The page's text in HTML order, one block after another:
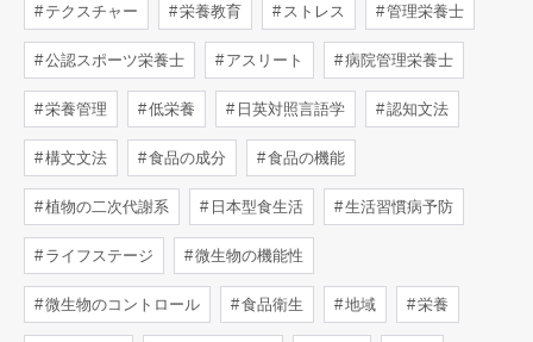
テクスチャー 栄養教育 ストレス 管理栄養士
公認スポーツ栄養士 アスリート 病院管理栄養士
栄養管理 低栄養 日英対照言語学 認知文法
構文文法 食品の成分 食品の機能
植物の二次代謝系 日本型食生活 生活習慣病予防
ライフステージ 微生物の機能性
微生物のコントロール 食品衛生 地域 栄養